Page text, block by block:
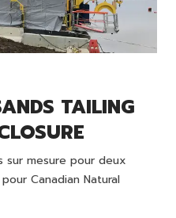
TAILING
sur mesure pour deux
Canadian Natural